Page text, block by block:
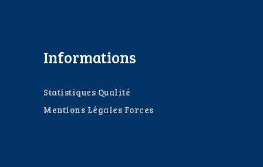
Informations
Statistiques Qualité
Mentions Légales Forces